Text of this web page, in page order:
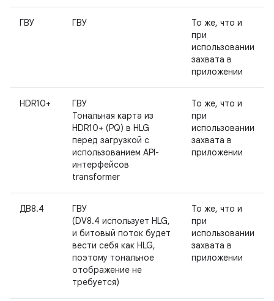
ГВУ ГВУ
То же, что и
при
использовании
захвата в
приложении
HDR10+
ГВУ
Тональная карта из
HDR10+ (PQ) в HLG
перед загрузкой с
использованием API-
интерфейсов
transformer
То же, что и
при
использовании
захвата в
приложении
ДВ8.4
ГВУ
(DV8.4 использует HLG,
и битовый поток будет
вести себя как HLG,
поэтому тональное
отображение не
требуется)
То же, что и
при
использовании
захвата в
приложении